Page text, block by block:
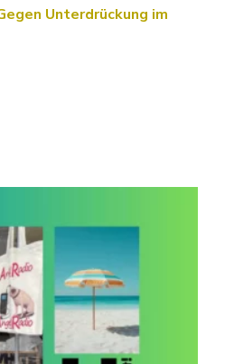
Unterdrückung im